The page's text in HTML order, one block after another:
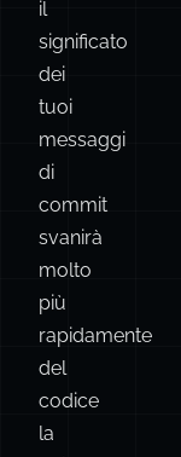
quella
dell’“arte
scolpita”.
Col
tempo,
il
significato
dei
tuoi
messaggi
di
commit
svanirà
molto